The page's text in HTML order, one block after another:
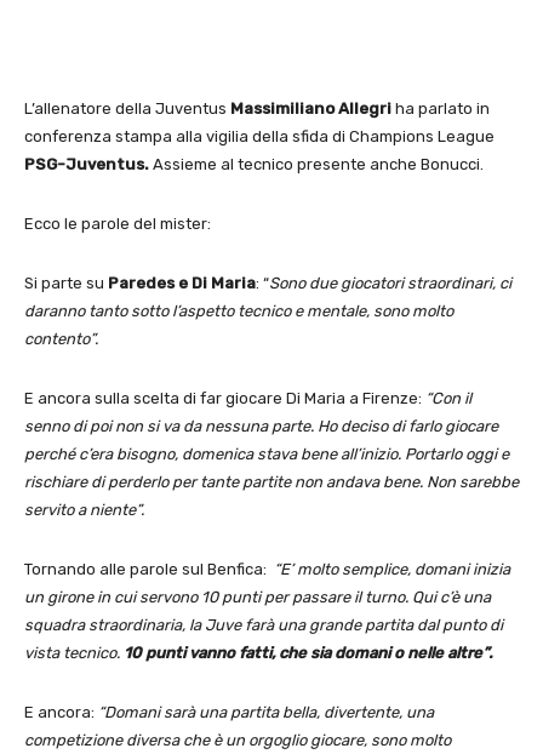
L’allenatore della Juventus Massimiliano Allegri ha parlato in
conferenza stampa alla vigilia della sfida di Champions League
PSG-Juventus. Assieme al tecnico presente anche Bonucci.
Ecco le parole del mister:
Si parte su Paredes e Di Maria: “Sono due giocatori straordinari, ci
daranno tanto sotto l’aspetto tecnico e mentale, sono molto
contento”.
E ancora sulla scelta di far giocare Di Maria a Firenze: “Con il
senno di poi non si va da nessuna parte. Ho deciso di farlo giocare
perché c’era bisogno, domenica stava bene all’inizio. Portarlo oggi e
rischiare di perderlo per tante partite non andava bene. Non sarebbe
servito a niente”.
Tornando alle parole sul Benfica: “E’ molto semplice, domani inizia
un girone in cui servono 10 punti per passare il turno. Qui c’è una
squadra straordinaria, la Juve farà una grande partita dal punto di
vista tecnico. 10 punti vanno fatti, che sia domani o nelle altre”.
E ancora: “Domani sarà una partita bella, divertente, una
competizione diversa che è un orgoglio giocare, sono molto